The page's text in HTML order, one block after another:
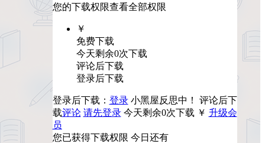
您的下载权限查看全部权限
￥
免费下载
今天剩余0次下载
评论后下载
登录后下载
登录后下载： 登录 小黑屋反思中！ 评论后下
载评论 请先登录 今天剩余0次下载 ￥ 升级会
员
您已获得下载权限 今日还有